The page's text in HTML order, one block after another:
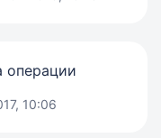
операции
10:06